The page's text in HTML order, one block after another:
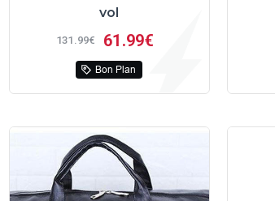
vol
131 99€ 61 99€
Bon Plan